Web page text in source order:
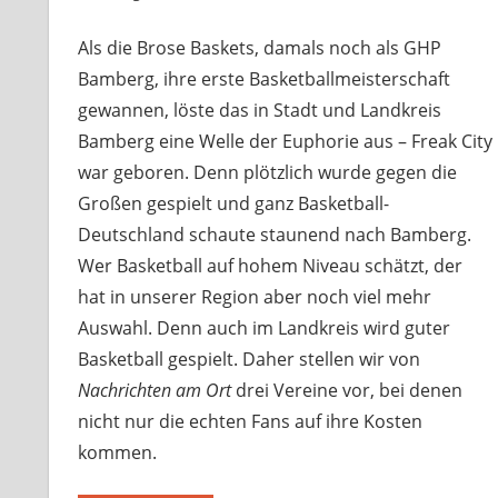
Als die Brose Baskets, damals noch als GHP
Bamberg, ihre erste Basketballmeisterschaft
gewannen, löste das in Stadt und Landkreis
Bamberg eine Welle der Euphorie aus – Freak City
war geboren. Denn plötzlich wurde gegen die
Großen gespielt und ganz Basketball-
Deutschland schaute staunend nach Bamberg.
Wer Basketball auf hohem Niveau schätzt, der
hat in unserer Region aber noch viel mehr
Auswahl. Denn auch im Landkreis wird guter
Basketball gespielt. Daher stellen wir von
Nachrichten am Ortdrei Vereine vor, bei denen
nicht nur die echten Fans auf ihre Kosten
kommen.